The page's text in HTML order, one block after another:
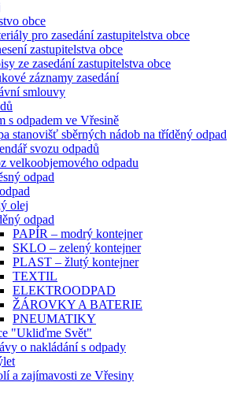
obce
pro zasedání zastupitelstva obce
zastupitelstva obce
ze zasedání zastupitelstva obce
záznamy zasedání
smlouvy
s odpadem ve Vřesině
stanovišť sběrných nádob na tříděný odpad
svozu odpadů
velkoobjemového odpadu
odpad
olej
odpad
PAPÍR – modrý kontejner
SKLO – zelený kontejner
PLAST – žlutý kontejner
TEXTIL
ELEKTROODPAD
ŽÁROVKY A BATERIE
PNEUMATIKY
"Ukliďme Svět"
o nakládání s odpady
a zajímavosti ze Vřesiny